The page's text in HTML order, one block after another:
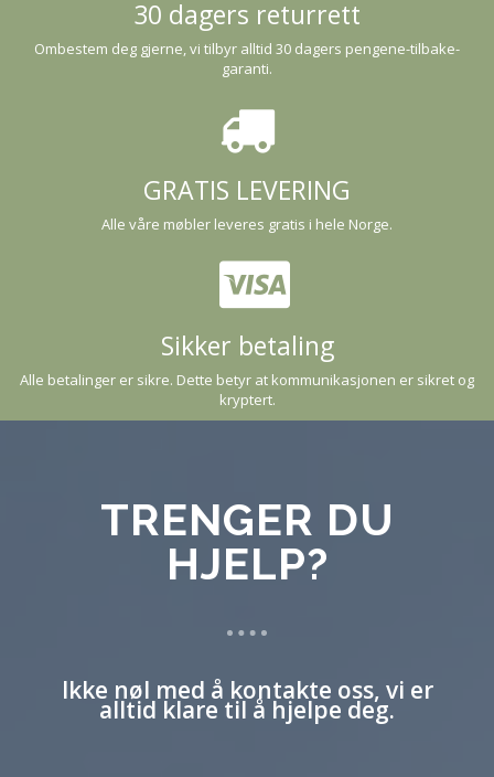
30 dagers returrett
Ombestem deg gjerne, vi tilbyr alltid 30 dagers pengene-tilbake-
garanti.
GRATIS LEVERING
Alle våre møbler leveres gratis i hele Norge.
Sikker betaling
Alle betalinger er sikre. Dette betyr at kommunikasjonen er sikret og
kryptert.
TRENGER DU
HJELP?
Ikke nøl med å kontakte oss, vi er
alltid klare til å hjelpe deg.